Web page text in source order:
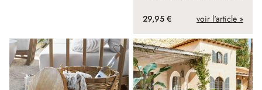
chaque saison !
29,95 € voir l'article »